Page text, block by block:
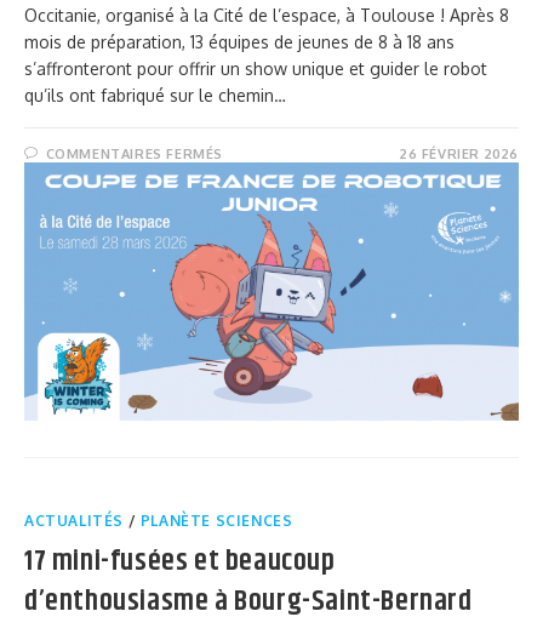
Occitanie, organisé à la Cité de l’espace, à Toulouse ! Après 8
mois de préparation, 13 équipes de jeunes de 8 à 18 ans
s’affronteront pour offrir un show unique et guider le robot
qu’ils ont fabriqué sur le chemin…
COMMENTAIRES FERMÉS 26 FÉVRIER 2026
ACTUALITÉS / PLANÈTE SCIENCES
17 mini-fusées et beaucoup
d’enthousiasme à Bourg-Saint-Bernard